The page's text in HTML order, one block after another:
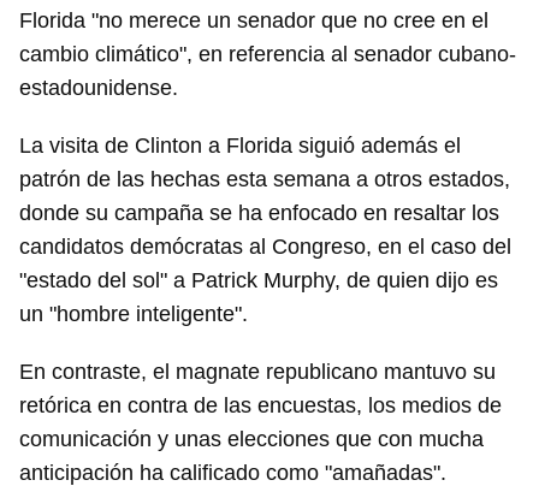
Florida "no merece un senador que no cree en el
cambio climático", en referencia al senador cubano-
estadounidense.
La visita de Clinton a Florida siguió además el
patrón de las hechas esta semana a otros estados,
donde su campaña se ha enfocado en resaltar los
candidatos demócratas al Congreso, en el caso del
"estado del sol" a Patrick Murphy, de quien dijo es
un "hombre inteligente".
En contraste, el magnate republicano mantuvo su
retórica en contra de las encuestas, los medios de
comunicación y unas elecciones que con mucha
anticipación ha calificado como "amañadas".